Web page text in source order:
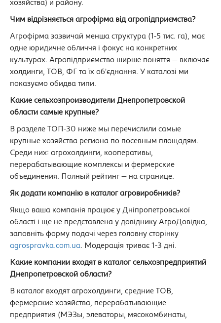
хозяйства) и району.
Чим відрізняється агрофірма від агропідприємства?
Агрофірма зазвичай менша структура (1-5 тис. га), має
одне юридичне обличчя і фокус на конкретних
культурах. Агропідприємство ширше поняття — включає
холдинги, ТОВ, ФГ та їх об’єднання. У каталозі ми
показуємо обидва типи.
Какие сельхозпроизводители Днепропетровской
области самые крупные?
В разделе ТОП-30 ниже мы перечислили самые
крупные хозяйства региона по посевным площадям.
Среди них: агрохолдинги, кооперативы,
перерабатывающие комплексы и фермерские
объединения. Полный рейтинг — на странице.
Як додати компанію в каталог агровиробників?
Якщо ваша компанія працює у Дніпропетровської
області і ще не представлена у довіднику АгроДовідка,
заповніть форму подачі через головну сторінку
agrospravka.com.ua. Модерація триває 1-3 дні.
Какие компании входят в каталог сельхозпредприятий
Днепропетровской области?
В каталог входят агрохолдинги, средние ТОВ,
фермерские хозяйства, перерабатывающие
предприятия (МЭЗы, элеваторы, мясокомбинаты,